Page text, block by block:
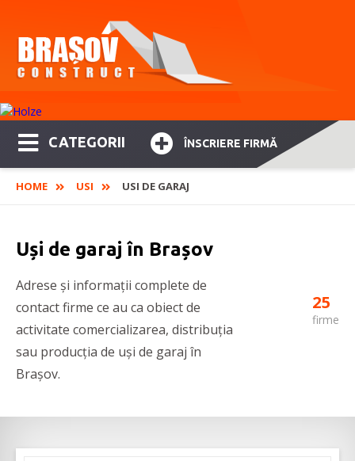
CATEGORII ÎNSCRIERE FIRMĂ
HOME USI USI DE GARAJ
Uși de garaj în Brașov
Adrese și informații complete de
contact firme ce au ca obiect de
activitate comercializarea, distribuția
sau producția de uși de garaj în
Brașov.
25
firme